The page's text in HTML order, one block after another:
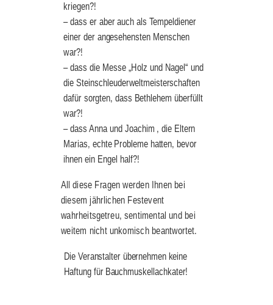
kriegen?!
– dass er aber auch als Tempeldiener
einer der angesehensten Menschen
war?!
– dass die Messe „Holz und Nagel“ und
die Steinschleuderweltmeisterschaften
dafür sorgten, dass Bethlehem überfüllt
war?!
– dass Anna und Joachim , die Eltern
Marias, echte Probleme hatten, bevor
ihnen ein Engel half?!
All diese Fragen werden Ihnen bei
diesem jährlichen Festevent
wahrheitsgetreu, sentimental und bei
weitem nicht unkomisch beantwortet.
Die Veranstalter übernehmen keine
Haftung für Bauchmuskellachkater!